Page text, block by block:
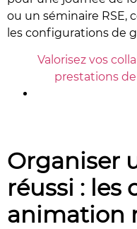
ou un séminaire RSE,
les configurations de
Valorisez vos
prestations
Organiser
réussi : les
animation